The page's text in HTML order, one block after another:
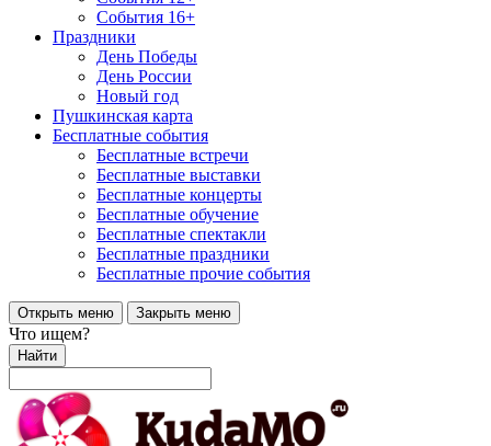
События 16+
Праздники
День Победы
День России
Новый год
Пушкинская карта
Бесплатные события
Бесплатные встречи
Бесплатные выставки
Бесплатные концерты
Бесплатные обучение
Бесплатные спектакли
Бесплатные праздники
Бесплатные прочие события
Открыть меню Закрыть меню
Что ищем?
Найти